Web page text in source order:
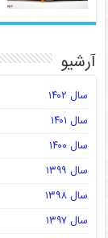
آرشیو
سال ۱۴۰۲
سال ۱۴۰۱
سال ۱۴۰۰
سال ۱۳۹۹
سال ۱۳۹۸
سال ۱۳۹۷